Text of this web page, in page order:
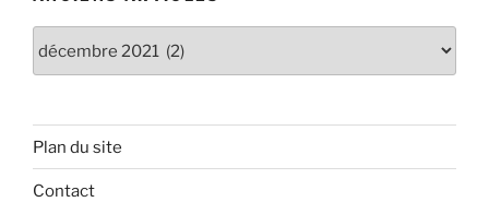
Plan du site
Contact